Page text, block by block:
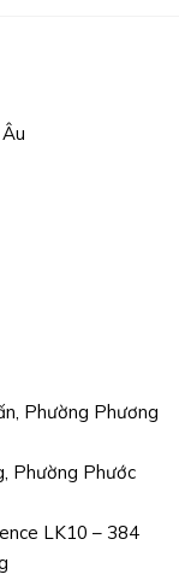
Phường Phương
Phường Phước
LK10 – 384